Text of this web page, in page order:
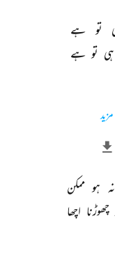
تو
ہے
ہی تو ہے
نہ ہو ممکن
چھوڑنا اچھا